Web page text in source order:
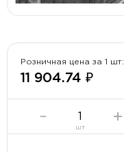
Розничная цена за 1 шт:
11 904.74 ₽
шт